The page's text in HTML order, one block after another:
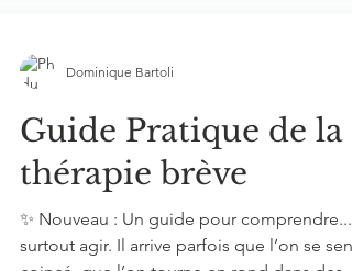
Dominique Bartoli
Guide Pratique de la
thérapie brève